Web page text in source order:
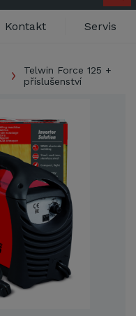
Kontakt Servis
Telwin Force 125 +
příslušenství